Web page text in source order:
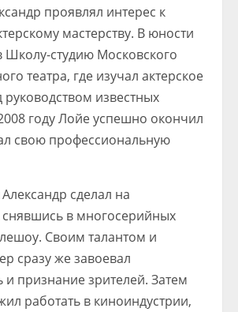
проявлял интерес к
мастерству. В юности
Школу-студию Московского
театра, где изучал актерское
руководством известных
году Лойе успешно окончил
свою профессиональную
сделал на
снявшись в многосерийных
Своим талантом и
сразу же завоевал
и признание зрителей. Затем
работать в киноиндустрии,